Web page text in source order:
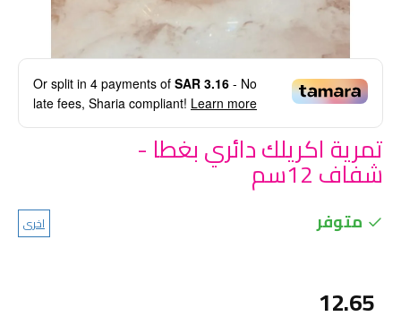
Or split in 4 payments of SAR 3.16 - No
late fees, Sharia compliant! Learn more
تمرية اكريلك دائري بغطا -
شفاف 12سم
متوفر اخرى
12.65